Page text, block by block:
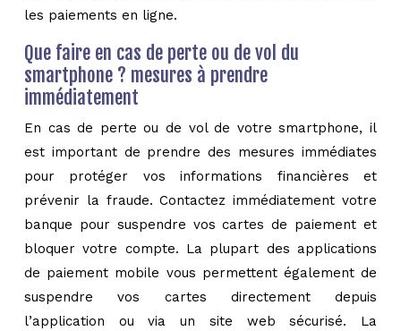
les paiements en ligne.
Que faire en cas de perte ou de vol du
smartphone ? mesures à prendre
immédiatement
En cas de perte ou de vol de votre smartphone, il
est important de prendre des mesures immédiates
pour protéger vos informations financières et
prévenir la fraude. Contactez immédiatement votre
banque pour suspendre vos cartes de paiement et
bloquer votre compte. La plupart des applications
de paiement mobile vous permettent également de
suspendre vos cartes directement depuis
l’application ou via un site web sécurisé. La